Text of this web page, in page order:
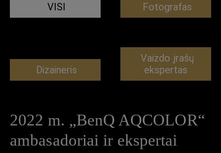
VISI Fotografas
Dizaineris
Vaizdo įrašų
ekspertas
2022 m. „BenQ AQCOLOR“
ambasadoriai ir ekspertai